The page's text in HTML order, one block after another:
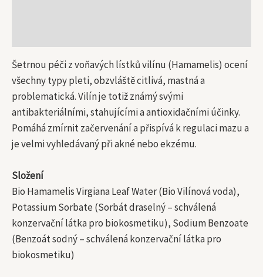
Šetrnou péči z voňavých lístků vilínu (Hamamelis) ocení
všechny typy pleti, obzvláště citlivá, mastná a
problematická. Vilín je totiž známý svými
antibakteriálními, stahujícími a antioxidačními účinky.
Pomáhá zmírnit začervenání a přispívá k regulaci mazu a
je velmi vyhledávaný při akné nebo ekzému.
Složení
Bio Hamamelis Virgiana Leaf Water (Bio Vilínová voda),
Potassium Sorbate (Sorbát draselný – schválená
konzervační látka pro biokosmetiku), Sodium Benzoate
(Benzoát sodný – schválená konzervační látka pro
biokosmetiku)